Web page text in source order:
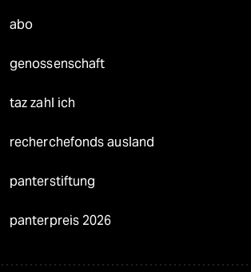
abo
genossenschaft
taz zahl ich
recherchefonds ausland
panterstiftung
panterpreis 2026